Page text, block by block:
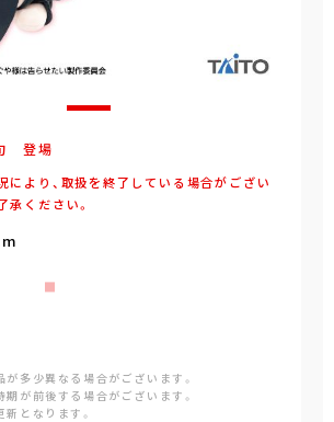
登場
より、取扱を終了している場合がござい
承ください。
が多少異なる場合がございます。
期が前後する場合がございます。
新となります。